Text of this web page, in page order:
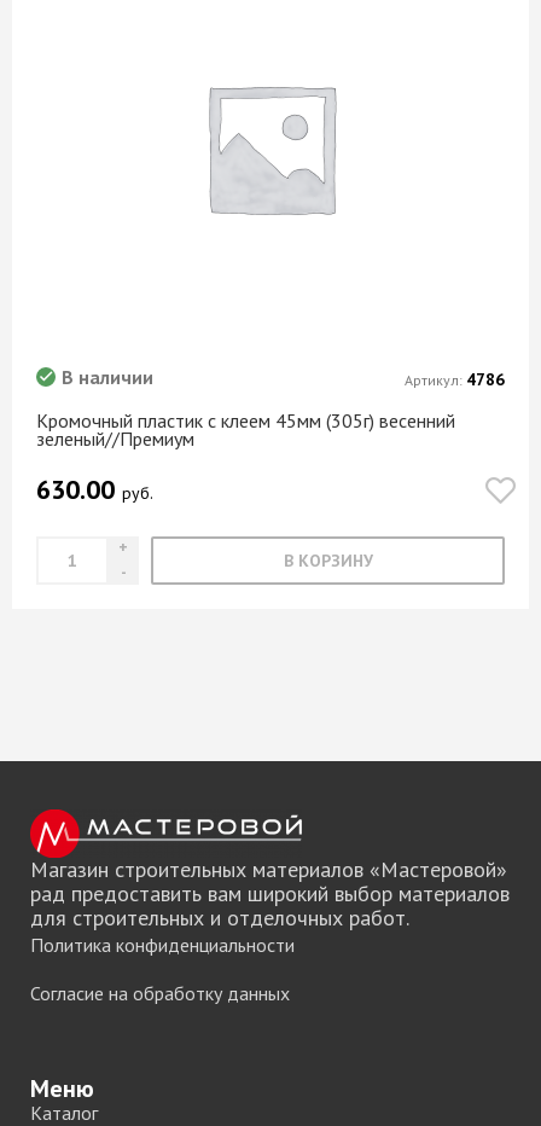
Кромочный пластик с клеем 45мм (305г) весенний
зеленый//Премиум
В наличии
630.00 руб.
В КОРЗИНУ
Артикул: 4786
Магазин строительных материалов «Мастеровой»
рад предоставить вам широкий выбор материалов
для строительных и отделочных работ.
Политика конфиденциальности
Согласие на обработку данных
Меню
Каталог